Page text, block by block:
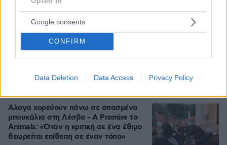
Google consents
CONFIRM
Data Deletion Data Access Privacy Policy
Η Βαλέρια Χοψονίδου βάφτισε τον γιο
της στη Βουλιαγμένη, δείτε
φωτογραφίες
Άλογα χορεύουν πάνω σε σπασμένα
μπουκάλια στη Λέσβο - A Promise to
Animals: «Όταν η κριτική σε ένα έθιμο
θεωρείται επίθεση σε έναν τόπο»